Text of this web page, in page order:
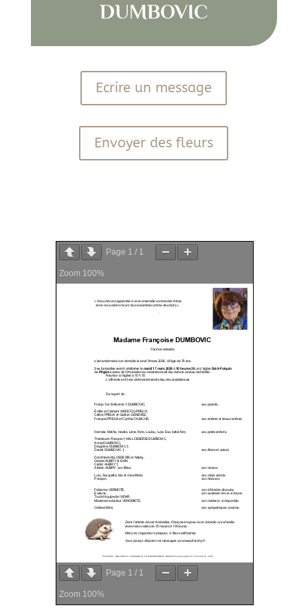
DUMBOVIC
Ecrire un message
Envoyer des fleurs
Page 1 / 1
Zoom 100%
Page 1 / 1
Zoom 100%